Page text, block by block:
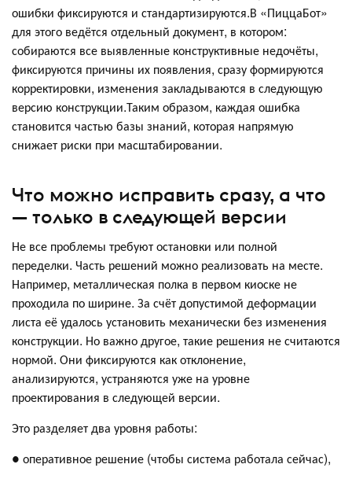
ошибки фиксируются и стандартизируются.В «ПиццаБот»
для этого ведётся отдельный документ, в котором:
собираются все выявленные конструктивные недочёты,
фиксируются причины их появления, сразу формируются
корректировки, изменения закладываются в следующую
версию конструкции.Таким образом, каждая ошибка
становится частью базы знаний, которая напрямую
снижает риски при масштабировании.
Что можно исправить сразу, а что
— только в следующей версии
Не все проблемы требуют остановки или полной
переделки. Часть решений можно реализовать на месте.
Например, металлическая полка в первом киоске не
проходила по ширине. За счёт допустимой деформации
листа её удалось установить механически без изменения
конструкции. Но важно другое, такие решения не считаются
нормой. Они фиксируются как отклонение,
анализируются, устраняются уже на уровне
проектирования в следующей версии.
Это разделяет два уровня работы:
● оперативное решение (чтобы система работала сейчас),